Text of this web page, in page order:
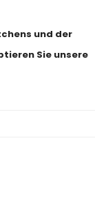
und der
Sie unsere